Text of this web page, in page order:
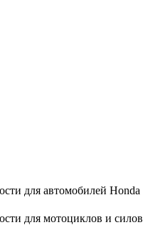
для автомобилей Honda
для мотоциклов и